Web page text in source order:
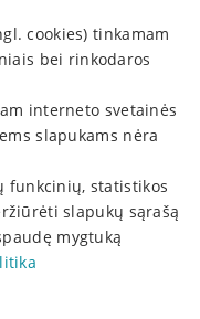
cookies) tinkamam
bei rinkodaros
interneto svetainės
slapukams nėra
funkcinių, statistikos
slapukų sąrašą
mygtuką